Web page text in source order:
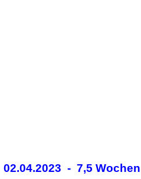
02.04.2023 - 7,5 Wochen